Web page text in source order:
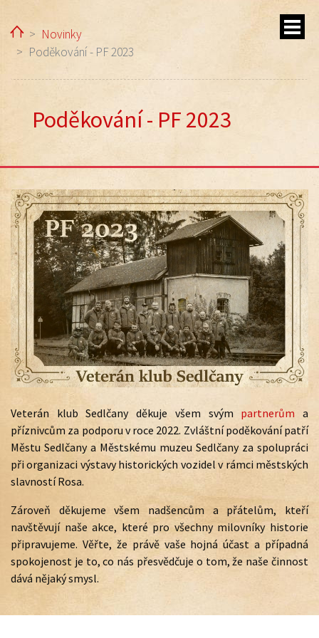
HomeNovinky
Poděkování - PF 2023
Poděkování - PF 2023
Veterán klub Sedlčany děkuje všem svým partnerům a
příznivcům za podporu v roce 2022. Zvláštní poděkování patří
Městu Sedlčany a Městskému muzeu Sedlčany za spolupráci
při organizaci výstavy historických vozidel v rámci městských
slavností Rosa.
Zároveň děkujeme všem nadšencům a přátelům, kteří
navštěvují naše akce, které pro všechny milovníky historie
připravujeme. Věřte, že právě vaše hojná účast a případná
spokojenost je to, co nás přesvědčuje o tom, že naše činnost
dává nějaký smysl.